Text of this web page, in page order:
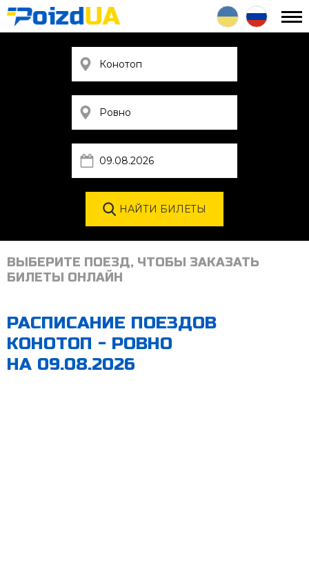
ВЫБЕРИТЕ ПОЕЗД, ЧТОБЫ ЗАКАЗАТЬ
БИЛЕТЫ ОНЛАЙН
РАСПИСАНИЕ ПОЕЗДОВ
КОНОТОП - РОВНО
НА 09.08.2026